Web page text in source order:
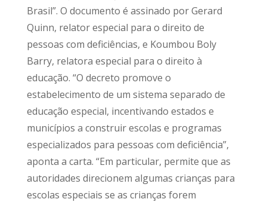
Brasil”. O documento é assinado por Gerard
Quinn, relator especial para o direito de
pessoas com deficiências, e Koumbou Boly
Barry, relatora especial para o direito à
educação. “O decreto promove o
estabelecimento de um sistema separado de
educação especial, incentivando estados e
municípios a construir escolas e programas
especializados para pessoas com deficiência”,
aponta a carta. “Em particular, permite que as
autoridades direcionem algumas crianças para
escolas especiais se as crianças forem